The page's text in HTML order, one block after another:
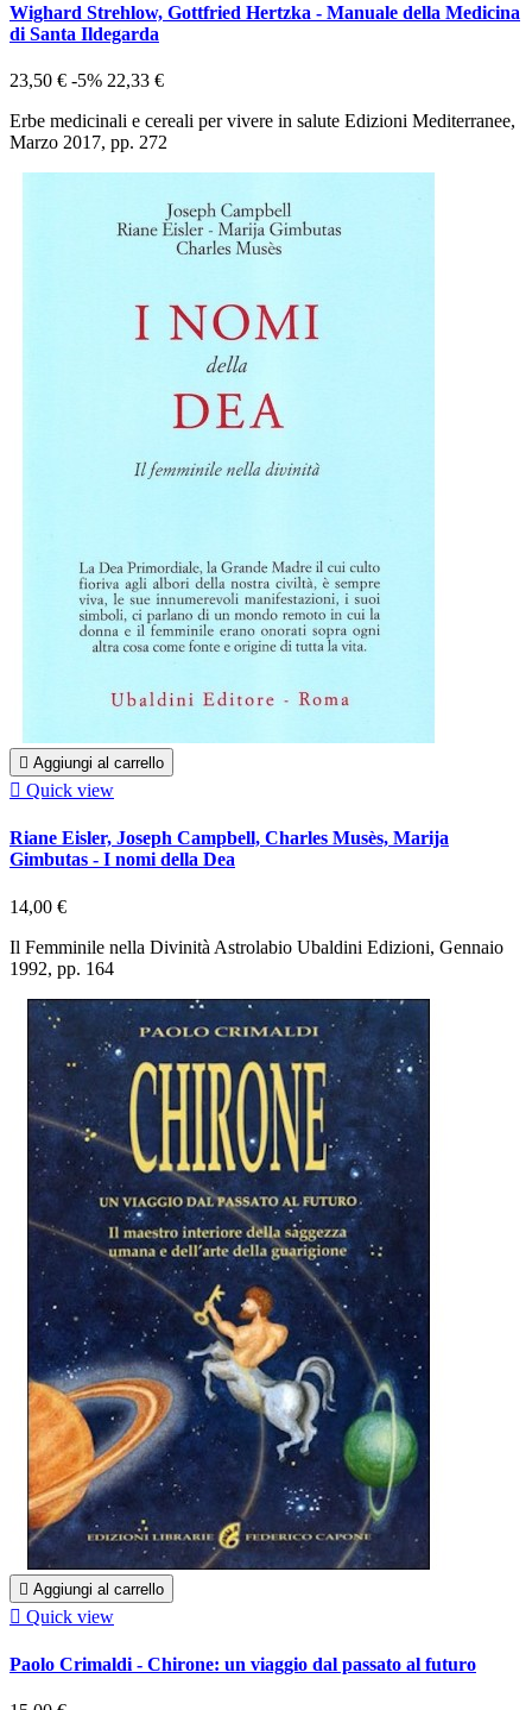
Wighard Strehlow, Gottfried Hertzka - Manuale della Medicina
di Santa Ildegarda
23,50 € -5% 22,33 €
Erbe medicinali e cereali per vivere in salute Edizioni Mediterranee,
Marzo 2017, pp. 272
 Aggiungi al carrello
 Quick view
Riane Eisler, Joseph Campbell, Charles Musès, Marija
Gimbutas - I nomi della Dea
14,00 €
Il Femminile nella Divinità Astrolabio Ubaldini Edizioni, Gennaio
1992, pp. 164
 Aggiungi al carrello
 Quick view
Paolo Crimaldi - Chirone: un viaggio dal passato al futuro